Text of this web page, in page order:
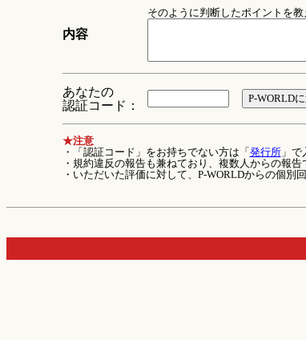
内容
そのように判断したポイントを
あなたの
認証コード：
★注意
・「認証コード」をお持ちでない方は「 発行所」で
・規約違反の報告も兼ねており、複数人からの報告
・いただいた評価に対して、P-WORLDからの個別